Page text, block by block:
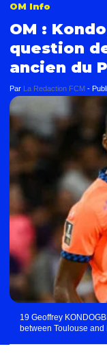
OM Info
OM :
question
ancien du
Par La Redaction FCM -
19 Geoffrey
between Toulouse and